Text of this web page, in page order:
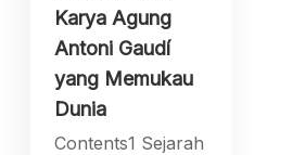
Karya Agung
Antoni Gaudí
yang Memukau
Dunia
Contents1 Sejarah